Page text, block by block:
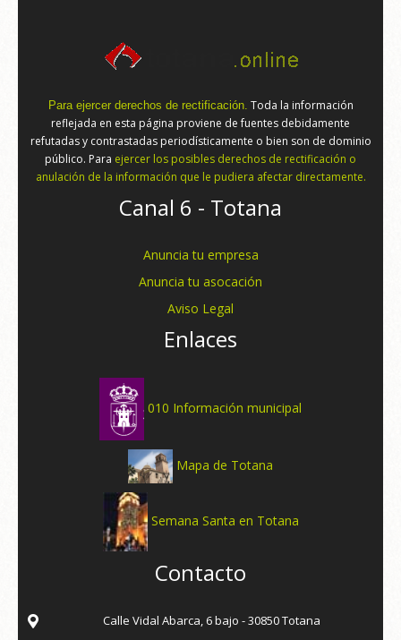
Para ejercer derechos de rectificación. Toda la información
reflejada en esta página proviene de fuentes debidamente
refutadas y contrastadas periodísticamente o bien son de dominio
público. Para ejercer los posibles derechos de rectificación o
anulación de la información que le pudiera afectar directamente.
Canal 6 - Totana
Anuncia tu empresa
Anuncia tu asocación
Aviso Legal
Enlaces
010 Información municipal
Mapa de Totana
Semana Santa en Totana
Contacto
Calle Vidal Abarca, 6 bajo - 30850 Totana